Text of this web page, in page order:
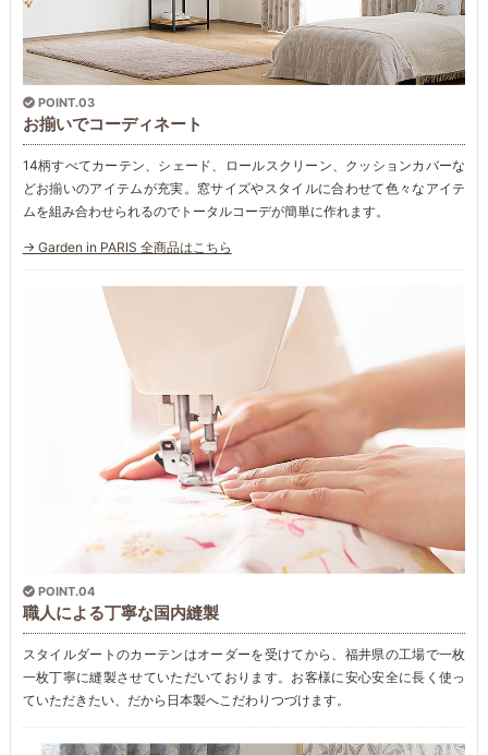
POINT.03
お揃いでコーディネート
14柄すべてカーテン、シェード、ロールスクリーン、クッションカバーな
どお揃いのアイテムが充実。窓サイズやスタイルに合わせて色々なアイテ
ムを組み合わせられるのでトータルコーデが簡単に作れます。
→ Garden in PARIS 全商品はこちら
POINT.04
職人による丁寧な国内縫製
スタイルダートのカーテンはオーダーを受けてから、福井県の工場で一枚
一枚丁寧に縫製させていただいております。お客様に安心安全に長く使っ
ていただきたい、だから日本製へこだわりつづけます。